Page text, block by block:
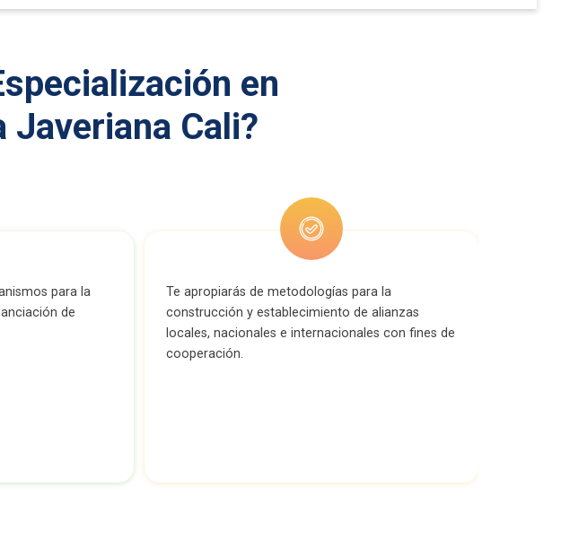
en
Javeriana Cali?
para la
de
Te apropiarás de metodologías para la
construcción y establecimiento de alianzas
locales, nacionales e internacionales con fines de
cooperación.